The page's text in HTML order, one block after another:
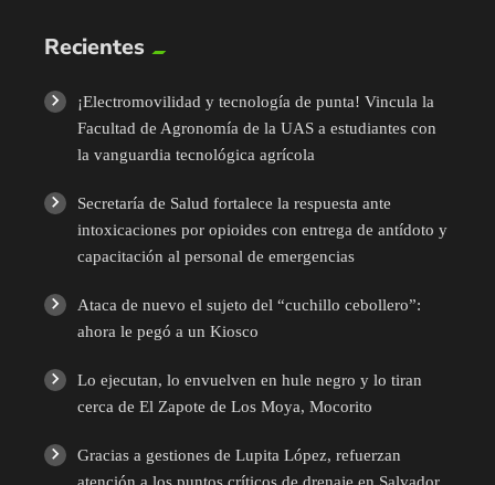
Recientes
¡Electromovilidad y tecnología de punta! Vincula la
Facultad de Agronomía de la UAS a estudiantes con
la vanguardia tecnológica agrícola
Secretaría de Salud fortalece la respuesta ante
intoxicaciones por opioides con entrega de antídoto y
capacitación al personal de emergencias
Ataca de nuevo el sujeto del “cuchillo cebollero”:
ahora le pegó a un Kiosco
Lo ejecutan, lo envuelven en hule negro y lo tiran
cerca de El Zapote de Los Moya, Mocorito
Gracias a gestiones de Lupita López, refuerzan
atención a los puntos críticos de drenaje en Salvador